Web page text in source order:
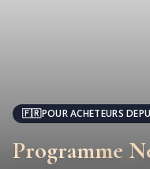
🇫🇷POUR ACHETEURS
Programme